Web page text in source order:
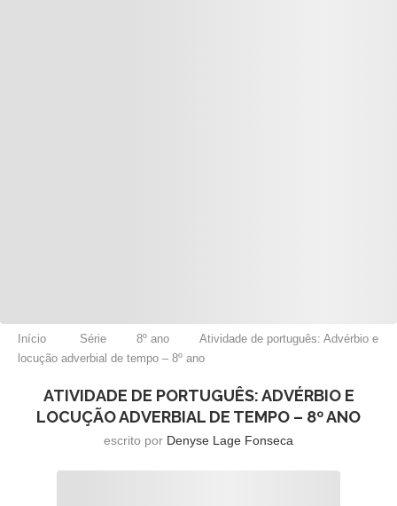
Início Série 8º ano
Atividade de português: Advérbio e
locução adverbial de tempo – 8º ano
ATIVIDADE DE PORTUGUÊS: ADVÉRBIO E
LOCUÇÃO ADVERBIAL DE TEMPO – 8º ANO
escrito por Denyse Lage Fonseca